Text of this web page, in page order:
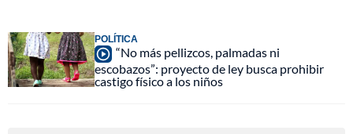
POLÍTICA
“No más pellizcos, palmadas ni
escobazos”: proyecto de ley busca prohibir
castigo físico a los niños